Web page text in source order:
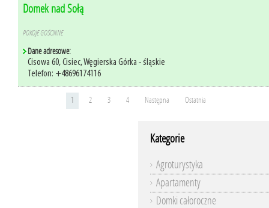
Domek nad Sołą
POKOJE GOŚCINNE
Dane adresowe:
Cisowa 60, Cisiec, Węgierska Górka - śląskie
Telefon: +48696174116
1 2 3 4 Następna Ostatnia
Kategorie
Agroturystyka
Apartamenty
Domki całoroczne